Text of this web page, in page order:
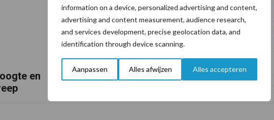
information on a device, personalized advertising and content,
advertising and content measurement, audience research,
and services development, precise geolocation data, and
identification through device scanning.
Aanpassen Alles afwijzen Alles accepteren
en
De speenhuid: een vaak onderschatte